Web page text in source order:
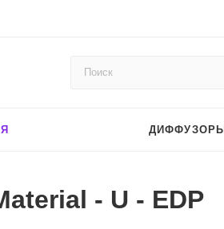
ДИФФУЗОРЫ
- U - EDP